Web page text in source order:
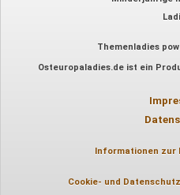
Themenladies
Osteuropaladies.de ist ein
Informationen zur
Cookie- und